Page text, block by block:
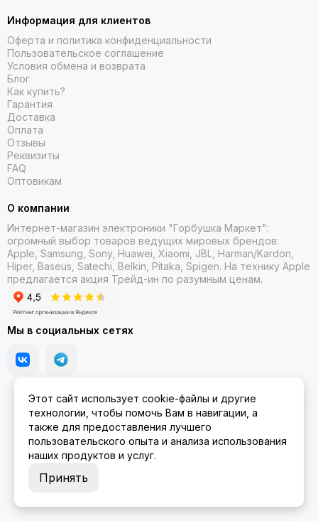
Информация для клиентов
Оферта и политика конфиденциальности
Пользовательское соглашение
Условия обмена и возврата
Блог
Как купить?
Гарантия
Доставка
Оплата
Отзывы
Реквизиты
FAQ
Оптовикам
О компании
Интернет-магазин электроники "Горбушка Маркет":
огромный выбор товаров ведущих мировых брендов:
Apple, Samsung, Sony, Huawei, Xiaomi, JBL, Harman/Kardon,
Hiper, Baseus, Satechi, Belkin, Pitaka, Spigen. На технику Apple
предлагается акция Трейд-ин по разумным ценам.
Мы в социальных сетях
2026 © Gorbushka Market.Карта сайта
Этот сайт использует cookie-файлы и другие
технологии, чтобы помочь Вам в навигации, а
также для предоставления лучшего
пользовательского опыта и анализа использования
наших продуктов и услуг.
Принять